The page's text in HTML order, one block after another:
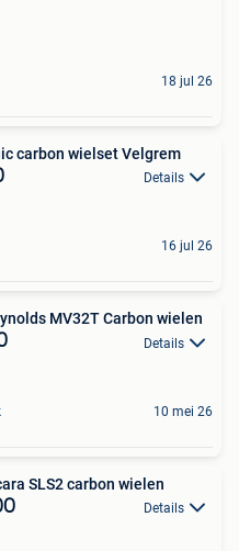
18 jul 26
carbon wielset Velgrem
Details
16 jul 26
MV32T Carbon wielen
Details
10 mei 26
SLS2 carbon wielen
Details